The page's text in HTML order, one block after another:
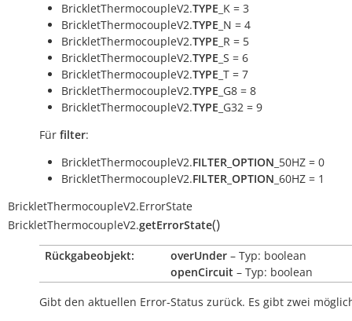
BrickletThermocoupleV2.TYPE _K = 3
BrickletThermocoupleV2.TYPE _N = 4
BrickletThermocoupleV2.TYPE _R = 5
BrickletThermocoupleV2.TYPE _S = 6
BrickletThermocoupleV2.TYPE _T = 7
BrickletThermocoupleV2.TYPE _G8 = 8
BrickletThermocoupleV2.TYPE _G32 = 9
Für filter:
BrickletThermocoupleV2.FILTER_OPTION _50HZ = 0
BrickletThermocoupleV2.FILTER_OPTION _60HZ = 1
BrickletThermocoupleV2.ErrorState
BrickletThermocoupleV2.getErrorState()
Rückgabeobjekt: overUnder – Typ: boolean
openCircuit – Typ: boolean
Gibt den aktuellen Error-Status zurück. Es gibt zwei